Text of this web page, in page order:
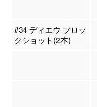
#34 ディエウ ブロッ
クショット(2本)